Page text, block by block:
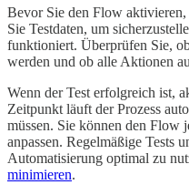
Bevor Sie den Flow
Sie Testdaten, um
funktioniert. Überprüfen Sie,
werden und ob alle Aktionen
Wenn der Test erfolgreich ist,
Zeitpunkt läuft der Prozess
müssen. Sie können den Flow
anpassen. Regelmäßige Tests
Automatisierung optimal zu
minimieren.